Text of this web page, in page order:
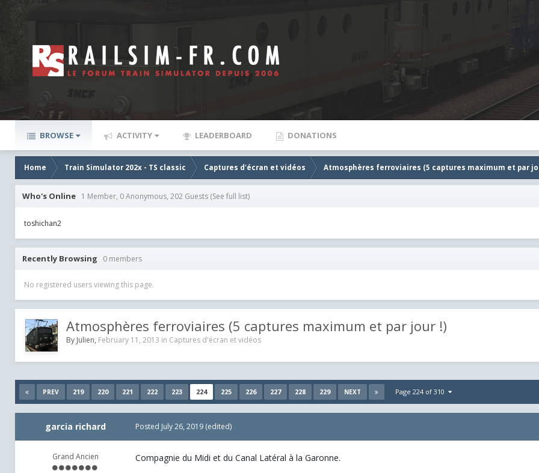
BROWSE ACTIVITY LEADERBOARD DONATIONS
Home Train Simulator 202x - TS classic Captures d'écran et vidéos Atmosphères ferroviaires (5 captures maximum et par
Who's Online 1 Member, 0 Anonymous, 202 Guests (See full list)
toshichan2
Recently Browsing 0 members
No registered users viewing this page.
Atmosphères ferroviaires (5 captures maximum et par jour !)
By Julien, February 11, 2013 in Captures d'écran et vidéos
PREV 219 220 221 222 223 224 225 226 227 228 229 NEXT Page 224 of 310
garcia richard
Grand Ancien
Posted July 26, 2019 (edited)
Compagnie du Midi et du Canal Latéral à la Garonne.